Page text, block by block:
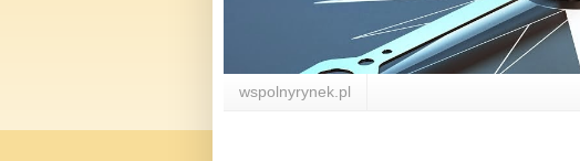
wspolnyrynek.pl